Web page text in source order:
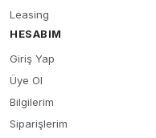
Leasing
HESABIM
Giriş Yap
Üye Ol
Bilgilerim
Siparişlerim